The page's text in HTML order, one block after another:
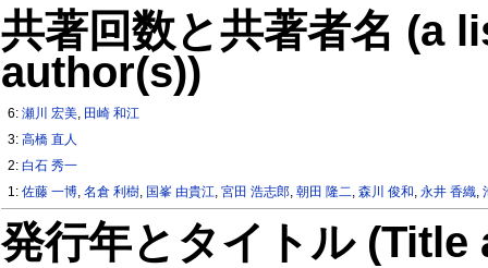
共著回数と共著者名 (a
author(s))
6:瀬川 宏美, 田崎 和江
3:高橋 直人
2:白石 秀一
1:佐藤 一博,名倉 利樹, 国峯 由貴江,宮田 浩志郎,朝田 隆二,森川 俊和,永井 香織,
発行年とタイトル